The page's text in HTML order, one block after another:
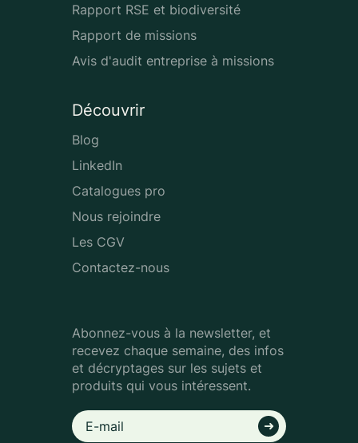
Rapport RSE et biodiversité
Rapport de missions
Avis d'audit entreprise à missions
Découvrir
Blog
LinkedIn
Catalogues pro
Nous rejoindre
Les CGV
Contactez-nous
Abonnez-vous à la newsletter, et
recevez chaque semaine, des infos
et décryptages sur les sujets et
produits qui vous intéressent.